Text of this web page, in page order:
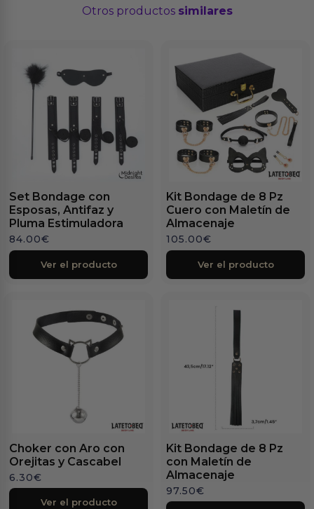
Otros productos similares
Set Bondage con
Esposas, Antifaz y
Pluma Estimuladora
84.00€
Ver el producto
Kit Bondage de 8 Pz
Cuero con Maletín de
Almacenaje
105.00€
Ver el producto
Choker con Aro con
Orejitas y Cascabel
6.30€
Ver el producto
Kit Bondage de 8 Pz
con Maletín de
Almacenaje
97.50€